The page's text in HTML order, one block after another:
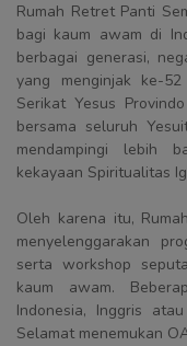
Rumah Retret Panti
bagi kaum awam di
berbagai generasi,
yang menginjak ke-
Serikat Yesus
bersama seluruh
mendampingi lebih
kekayaan Spiritualitas
Oleh karena itu,
menyelenggarakan
serta workshop
kaum awam.
Indonesia, Inggris
Selamat menemukan